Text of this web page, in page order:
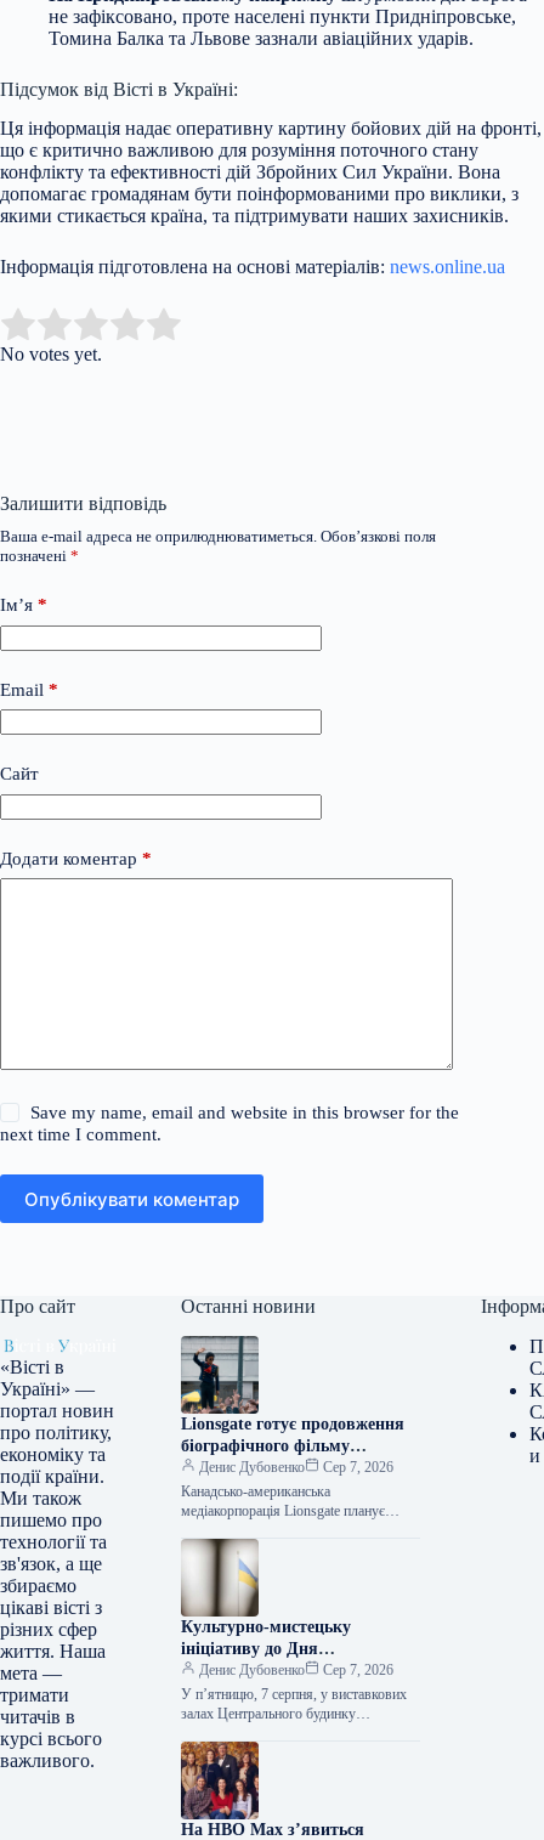
не зафіксовано, проте населені пункти Придніпровське,
Томина Балка та Львове зазнали авіаційних ударів.
Підсумок від Вісті в Україні:
Ця інформація надає оперативну картину бойових дій на фронті,
що є критично важливою для розуміння поточного стану
конфлікту та ефективності дій Збройних Сил України. Вона
допомагає громадянам бути поінформованими про виклики, з
якими стикається країна, та підтримувати наших захисників.
Інформація підготовлена на основі матеріалів: news.online.ua
Rate this item:
No votes yet.
Залишити відповідь
Ваша e-mail адреса не оприлюднюватиметься. Обов’язкові поля
позначені *
Ім’я *
Email *
Сайт
Додати коментар *
Save my name, email and website in this browser for the
next time I comment.
Опублікувати коментар
Про сайт
«Вісті в
Україні» —
портал новин
про політику,
економіку та
події країни.
Ми також
пишемо про
технології та
зв'язок, а ще
збираємо
цікаві вісті з
різних сфер
життя. Наша
мета —
тримати
читачів в
курсі всього
важливого.
Останні новини
Lionsgate готує продовження
біографічного фільму
“Майкл”
Денис Дубовенко
Сер 7, 2026
Канадсько-американська
медіакорпорація Lionsgate планує
драми «Майкл» (Michael), яка
висвітлює життя та музичну кар’єру
Майкла Джексона. Про це…
Культурно-мистецьку
ініціативу до Дня
Незалежності України
презентують у столиці
Денис Дубовенко
Сер 7, 2026
У п’ятницю, 7 серпня, у виставкових
залах Центрального будинку
відкриття Всеукраїнського культурно-
мистецького проєкту до Дня
Незалежності України.…
На HBO Max з’явиться
и